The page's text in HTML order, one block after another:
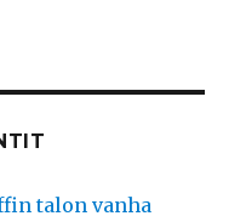
talon vanha